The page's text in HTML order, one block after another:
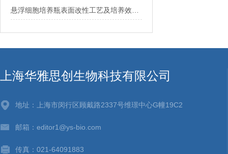
上海华雅思创生物科技有限公司
地址：上海市闵行区顾戴路2337号维璟中心G幢19C2
邮箱：editor1@ys-bio.com
传真：021-64091883